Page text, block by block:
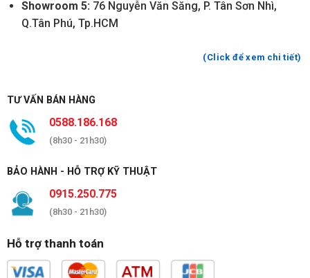
Showroom 5: 76 Nguyễn Văn Săng, P. Tân Sơn Nhì,
Q.Tân Phú, Tp.HCM
(Click để xem chi tiết)
TƯ VẤN BÁN HÀNG
0588.186.168
(8h30 - 21h30)
BẢO HÀNH - HỖ TRỢ KỸ THUẬT
0915.250.775
(8h30 - 21h30)
Hỗ trợ thanh toán